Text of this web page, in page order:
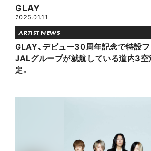
GLAY
2025.01.11
ARTIST NEWS
GLAY、デビュー30周年記念で特設
JALグループが就航している道内3空
定。